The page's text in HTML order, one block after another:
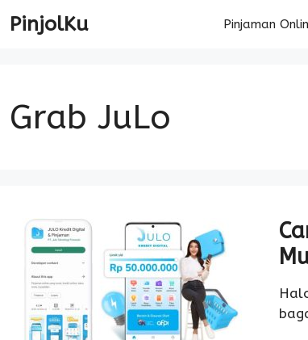
PinjolKu Pinjaman
Grab JuLo